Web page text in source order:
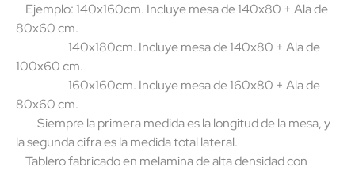
Ejemplo: 140x160cm. Incluye mesa de 140x80 + Ala de
80x60 cm.
140x180cm. Incluye mesa de 140x80 + Ala de
100x60 cm.
160x160cm. Incluye mesa de 160x80 + Ala de
80x60 cm.
Siempre la primera medida es la longitud de la mesa, y
la segunda cifra es la medida total lateral.
Tablero fabricado en melamina de alta densidad con